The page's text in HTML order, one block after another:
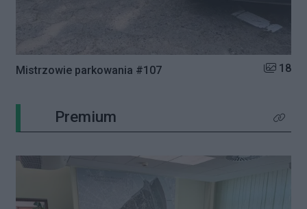
Mistrzowie parkowania #107 Liczba
18
Premium Kliknij